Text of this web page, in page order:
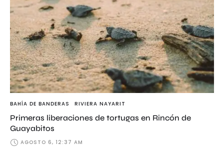
BAHÍA DE BANDERAS RIVIERA NAYARIT
Primeras liberaciones de tortugas en Rincón de
Guayabitos
AGOSTO 6, 12:37 AM